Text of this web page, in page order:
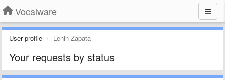
Vocalware
User profile Lenin Zapata
Your requests by status